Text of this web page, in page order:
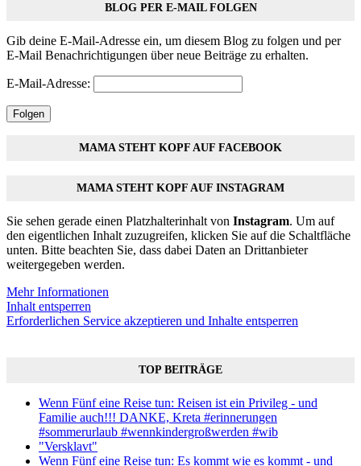
BLOG PER E-MAIL FOLGEN
Gib deine E-Mail-Adresse ein, um diesem Blog zu folgen und per
E-Mail Benachrichtigungen über neue Beiträge zu erhalten.
E-Mail-Adresse:
Folgen
MAMA STEHT KOPF AUF FACEBOOK
MAMA STEHT KOPF AUF INSTAGRAM
Sie sehen gerade einen Platzhalterinhalt von Instagram. Um auf
den eigentlichen Inhalt zuzugreifen, klicken Sie auf die Schaltfläche
unten. Bitte beachten Sie, dass dabei Daten an Drittanbieter
weitergegeben werden.
Mehr Informationen
Inhalt entsperren
Erforderlichen Service akzeptieren und Inhalte entsperren
TOP BEITRÄGE
Wenn Fünf eine Reise tun: Reisen ist ein Privileg - und
Familie auch!!! DANKE, Kreta #erinnerungen
#sommerurlaub #wennkindergroßwerden #wib
"Versklavt"
Wenn Fünf eine Reise tun: Es kommt wie es kommt - und